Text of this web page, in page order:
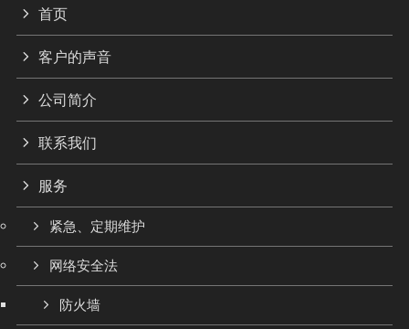
首页
客户的声音
公司简介
联系我们
服务
紧急、定期维护
网络安全法
防火墙